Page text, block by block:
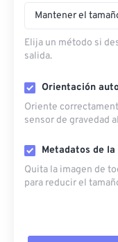
Mantener el
Elija un método si
salida.
Orientación
Oriente
sensor de gravedad
Metadatos de
Quita la imagen de
para reducir el